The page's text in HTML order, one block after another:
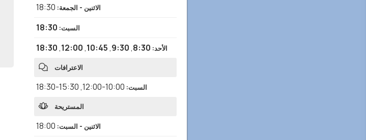
الاثنين - الجمعة:
18:30
السبت:
18:30
الأحد:
8:30
,
9:30
,
10:45
,
12:00
,
18:30
الاعترافات
السبت:
10:00-12:00
,
15:30-18:30
المستريحة
الاثنين - السبت:
18:00